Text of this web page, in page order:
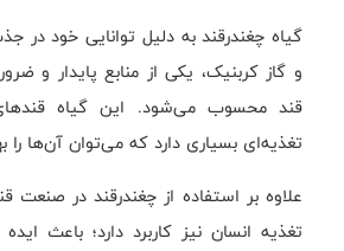
گیاه چغندرقند به دلیل توانایی خود در
و گاز کربنیک، یکی از منابع پایدار و
قند محسوب می‌شود. این گیاه
تغذیه‌ای بسیاری دارد که می‌توان آن‌ها را
علاوه بر استفاده از چغندرقند در صنعت
تغذیه انسان نیز کاربرد دارد؛ باعث